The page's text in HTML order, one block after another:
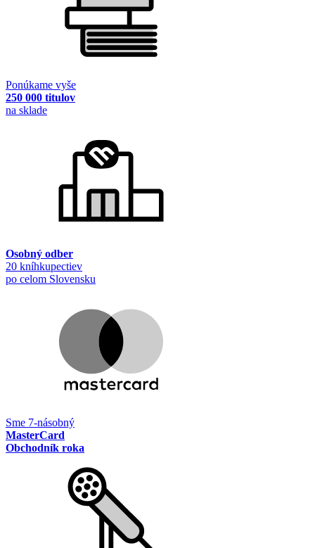
Ponúkame vyše
250 000 titulov
na sklade
Osobný odber
20 kníhkupectiev
po celom Slovensku
Sme 7-násobný
MasterCard
Obchodník roka